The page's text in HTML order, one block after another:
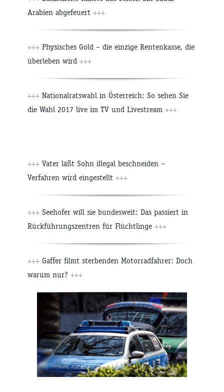
Arabien abgefeuert +++
+++ Physisches Gold – die einzige Rentenkasse, die
überleben wird +++
+++ Nationalratswahl in Österreich: So sehen Sie
die Wahl 2017 live im TV und Livestream +++
+++ Vater läßt Sohn illegal beschneiden –
Verfahren wird eingestellt +++
+++ Seehofer will sie bundesweit: Das passiert in
Rückführungszentren für Flüchtlinge +++
+++ Gaffer filmt sterbenden Motorradfahrer: Doch
warum nur? +++